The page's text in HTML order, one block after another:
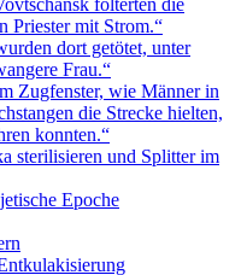
folterten die
Priester mit Strom.“
dort getötet, unter
Frau.“
Zugfenster, wie Männer in
die Strecke hielten,
konnten.“
sterilisieren und Splitter im
Epoche